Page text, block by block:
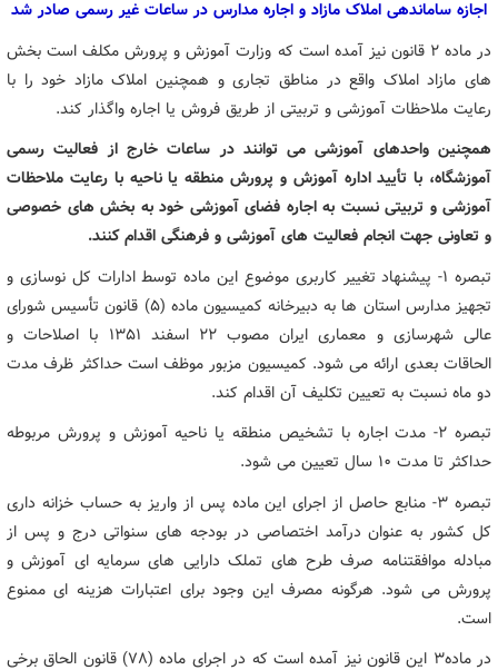
اجازه ساماندهی املاک مازاد و اجاره مدارس در ساعات غیر رسمی صادر شد
در ماده ۲ قانون نیز آمده است که وزارت آموزش و پرورش مکلف است بخش
های مازاد املاک واقع در مناطق تجاری و همچنین املاک مازاد خود را با
رعایت ملاحظات آموزشی و تربیتی از طریق فروش یا اجاره واگذار کند.
همچنین واحدهای آموزشی می توانند در ساعات خارج از فعالیت رسمی
آموزشگاه، با تأیید اداره آموزش و پرورش منطقه یا ناحیه با رعایت ملاحظات
آموزشی و تربیتی نسبت به اجاره فضای آموزشی خود به بخش های خصوصی
و تعاونی جهت انجام فعالیت های آموزشی و فرهنگی اقدام کنند.
تبصره ۱- پیشنهاد تغییر کاربری موضوع این ماده توسط ادارات کل نوسازی و
تجهیز مدارس استان ها به دبیرخانه کمیسیون ماده (۵) قانون تأسیس شورای
عالی شهرسازی و معماری ایران مصوب ۲۲ اسفند ۱۳۵۱ با اصلاحات و
الحاقات بعدی ارائه می شود. کمیسیون مزبور موظف است حداکثر ظرف مدت
دو ماه نسبت به تعیین تکلیف آن اقدام کند.
تبصره ۲- مدت اجاره با تشخیص منطقه یا ناحیه آموزش و پرورش مربوطه
حداکثر تا مدت ۱۰ سال تعیین می شود.
تبصره ۳- منابع حاصل از اجرای این ماده پس از واریز به حساب خزانه داری
کل کشور به عنوان درآمد اختصاصی در بودجه های سنواتی درج و پس از
مبادله موافقتنامه صرف طرح های تملک دارایی های سرمایه ای آموزش و
پرورش می شود. هرگونه مصرف این وجود برای اعتبارات هزینه ای ممنوع
است.
در ماده۳ این قانون نیز آمده است که در اجرای ماده (۷۸) قانون الحاق برخی